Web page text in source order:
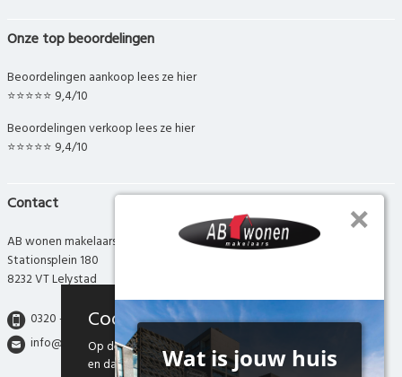
Onze top beoordelingen
Beoordelingen aankoop lees ze hier
⭐⭐⭐⭐⭐ 9,4/10
Beoordelingen verkoop lees ze hier
⭐⭐⭐⭐⭐ 9,4/10
Contact
AB wonen makelaars
Stationsplein 180
8232 VT Lelystad
0320 - 280 280
info@abwonen.nl
Cookies
Op deze website maken we gebruik van cookies
en daarmee vergelijkbare technieken. Door deze